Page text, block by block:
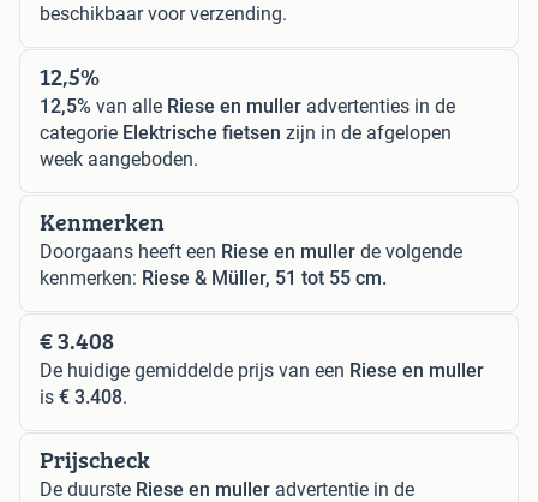
beschikbaar voor verzending.
12,5%
12,5% van alle Riese en muller advertenties in de
categorie Elektrische fietsen zijn in de afgelopen
week aangeboden.
Kenmerken
Doorgaans heeft een Riese en muller de volgende
kenmerken: Riese & Müller, 51 tot 55 cm.
€ 3.408
De huidige gemiddelde prijs van een Riese en muller
is € 3.408.
Prijscheck
De duurste Riese en muller advertentie in de